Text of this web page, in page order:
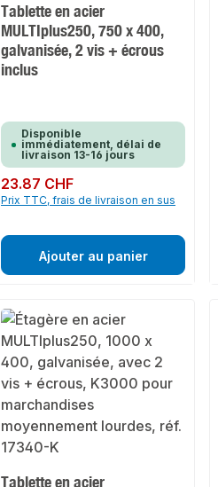
Tablette en acier
MULTIplus250, 750 x 400,
galvanisée, 2 vis + écrous
inclus
Disponible
immédiatement, délai de
livraison 13-16 jours
Prix régulier :
23.87 CHF
Prix TTC, frais de livraison en sus
Ajouter au panier
Tablette en acier